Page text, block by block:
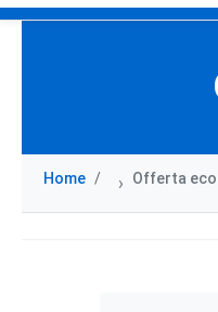
Home › Offerta